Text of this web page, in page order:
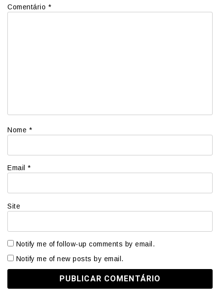
Comentário *
Nome *
Email *
Site
Notify me of follow-up comments by email.
Notify me of new posts by email.